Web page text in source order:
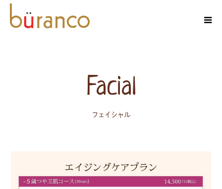
Facial
フェイシャル